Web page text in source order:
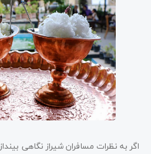
اگر به نظرات مسافران شیراز نگاهی